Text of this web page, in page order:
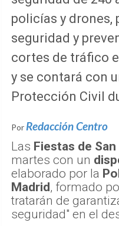
policías y drones,
seguridad y
cortes de tráfico
y se contará con
Protección Civil
Por Redacción Centro
Las Fiestas de
martes con un
elaborado por la
Madrid, formado
tratarán de
seguridad" en el